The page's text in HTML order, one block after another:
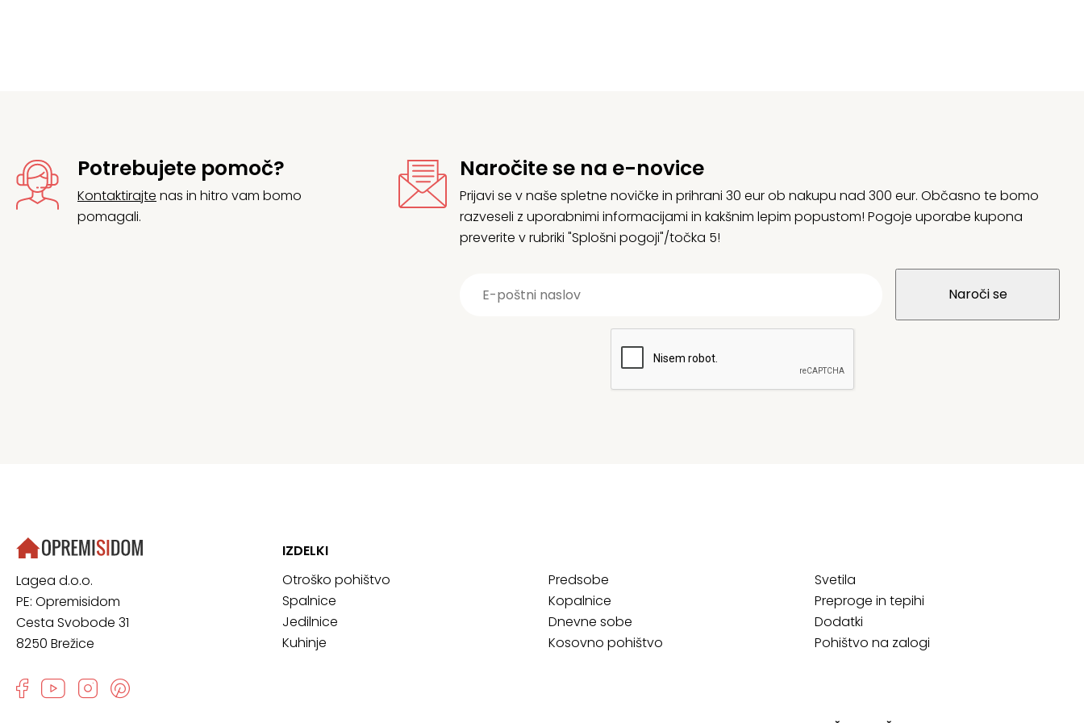
Potrebujete pomoč?
Kontaktirajte nas in hitro vam bomo
pomagali.
Naročite se na e-novice
Prijavi se v naše spletne novičke in prihrani 30 eur ob nakupu nad 300 eur. Občasno te bomo
razveseli z uporabnimi informacijami in kakšnim lepim popustom! Pogoje uporabe kupona
preverite v rubriki "Splošni pogoji"/točka 5!
Lagea d.o.o.
PE: Opremisidom
Cesta Svobode 31
8250 Brežice
IZDELKI
Otroško pohištvo
Spalnice
Jedilnice
Kuhinje
Predsobe
Kopalnice
Dnevne sobe
Kosovno pohištvo
Svetila
Preproge in tepihi
Dodatki
Pohištvo na zalogi